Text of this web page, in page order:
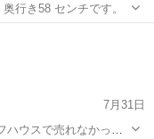
ンチ 奥行き58 センチです。
7月31日
ウスで売れなかった